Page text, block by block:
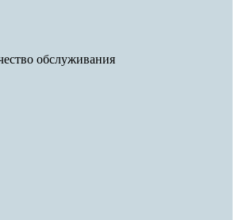
обслуживания